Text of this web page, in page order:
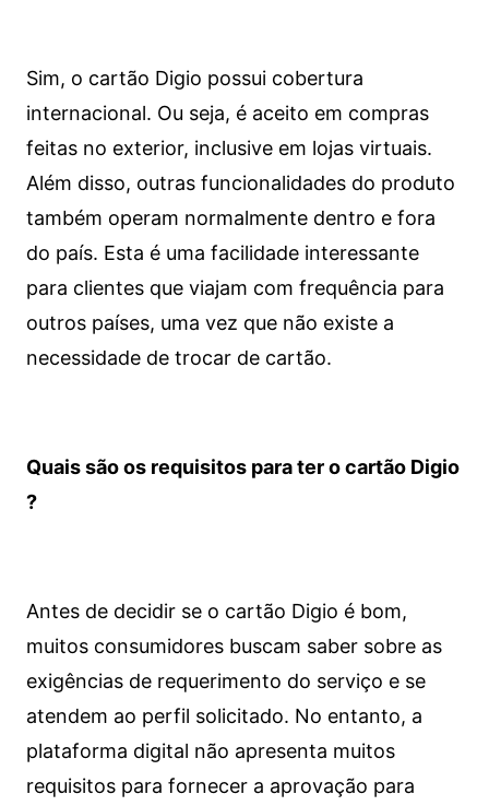
Sim, o cartão Digio possui cobertura
internacional. Ou seja, é aceito em compras
feitas no exterior, inclusive em lojas virtuais.
Além disso, outras funcionalidades do produto
também operam normalmente dentro e fora
do país. Esta é uma facilidade interessante
para clientes que viajam com frequência para
outros países, uma vez que não existe a
necessidade de trocar de cartão.
Quais são os requisitos para ter o cartão Digio
?
Antes de decidir se o cartão Digio é bom,
muitos consumidores buscam saber sobre as
exigências de requerimento do serviço e se
atendem ao perfil solicitado. No entanto, a
plataforma digital não apresenta muitos
requisitos para fornecer a aprovação para